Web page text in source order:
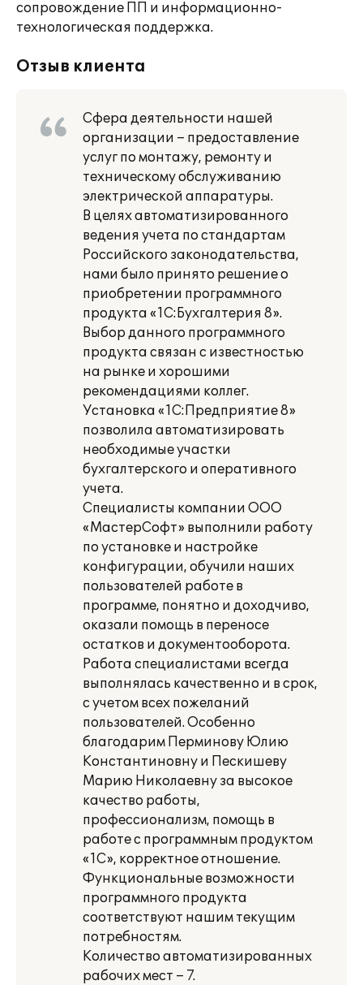
сопровождение ПП и информационно-
технологическая поддержка.
Отзыв клиента
Сфера деятельности нашей
организации – предоставление
услуг по монтажу, ремонту и
техническому обслуживанию
электрической аппаратуры.
В целях автоматизированного
ведения учета по стандартам
Российского законодательства,
нами было принято решение о
приобретении программного
продукта «1С:Бухгалтерия 8».
Выбор данного программного
продукта связан с известностью
на рынке и хорошими
рекомендациями коллег.
Установка «1С:Предприятие 8»
позволила автоматизировать
необходимые участки
бухгалтерского и оперативного
учета.
Специалисты компании ООО
«МастерСофт» выполнили работу
по установке и настройке
конфигурации, обучили наших
пользователей работе в
программе, понятно и доходчиво,
оказали помощь в переносе
остатков и документооборота.
Работа специалистами всегда
выполнялась качественно и в срок,
с учетом всех пожеланий
пользователей. Особенно
благодарим Перминову Юлию
Константиновну и Пескишеву
Марию Николаевну за высокое
качество работы,
профессионализм, помощь в
работе с программным продуктом
«1С», корректное отношение.
Функциональные возможности
программного продукта
соответствуют нашим текущим
потребностям.
Количество автоматизированных
рабочих мест – 7.